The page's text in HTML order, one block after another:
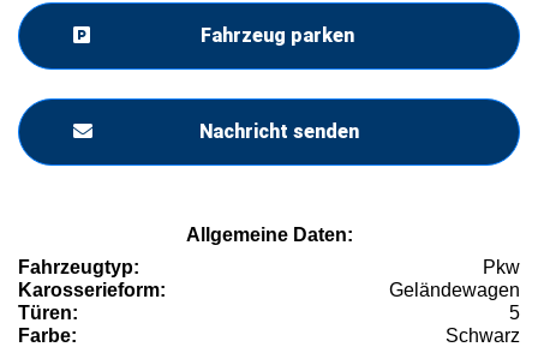
Fahrzeug parken
Nachricht senden
Allgemeine Daten:
Fahrzeugtyp:
Pkw
Karosserieform:
Geländewagen
Türen:
5
Farbe:
Schwarz